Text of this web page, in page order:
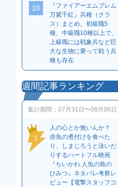
10
『ファイアーエムブレム
万紫千紅』兵種（クラ
ス）まとめ。初級職5
種、中級職10種以上で、
上級職には戦象兵など巨
大な生物に乗って戦う兵
種も存在
週間記事ランキング
集計期間： 07月31日〜08月06日
1
人の心とか無いんか？
赤魚の煮付けを食べた
り、しまじろうと泳いだ
りするハートフル映画
『ちいかわ 人魚の島の
ひみつ』ネタバレ考察レ
ビュー【電撃スタッフコ